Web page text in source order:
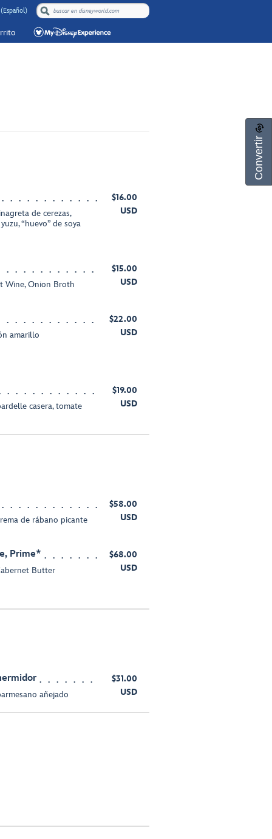
de cerezas,
“huevo” de soya
$16.00
USD
Wine, Onion Broth
$15.00
USD
amarillo
$22.00
USD
casera, tomate
$19.00
USD
de rábano picante
$58.00
USD
Prime*
Butter
$68.00
USD
añejado
$31.00
USD
Convertir